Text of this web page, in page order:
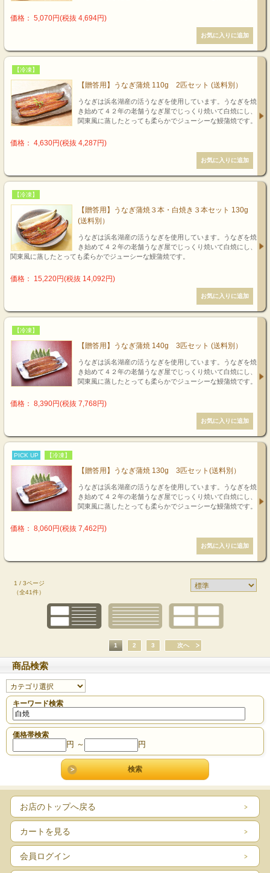
価格： 5,070円(税抜 4,694円)
【冷凍】
【贈答用】うなぎ蒲焼 110g 2匹セット (送料別）
うなぎは浜名湖産の活うなぎを使用しています。うなぎを焼
き始めて４２年の老舗うなぎ屋でじっくり焼いて白焼にし、
関東風に蒸したとっても柔らかでジューシーな鰻蒲焼です。
価格： 4,630円(税抜 4,287円)
【冷凍】
【贈答用】うなぎ蒲焼３本・白焼き３本セット 130g
(送料別）
うなぎは浜名湖産の活うなぎを使用しています。うなぎを焼
き始めて４２年の老舗うなぎ屋でじっくり焼いて白焼にし、
関東風に蒸したとっても柔らかでジューシーな鰻蒲焼です。
価格： 15,220円(税抜 14,092円)
【冷凍】
【贈答用】うなぎ蒲焼 140g 3匹セット (送料別）
うなぎは浜名湖産の活うなぎを使用しています。うなぎを焼
き始めて４２年の老舗うなぎ屋でじっくり焼いて白焼にし、
関東風に蒸したとっても柔らかでジューシーな鰻蒲焼です。
価格： 8,390円(税抜 7,768円)
PICK UP 【冷凍】
【贈答用】うなぎ蒲焼 130g 3匹セット(送料別）
うなぎは浜名湖産の活うなぎを使用しています。うなぎを焼
き始めて４２年の老舗うなぎ屋でじっくり焼いて白焼にし、
関東風に蒸したとっても柔らかでジューシーな鰻蒲焼です。
価格： 8,060円(税抜 7,462円)
1 / 3ページ
（全41件）
1 2 3 次へ
商品検索
キーワード検索
価格帯検索
円 ～ 円
お店のトップへ戻る
カートを見る
会員ログイン